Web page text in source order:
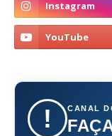
! CANAL